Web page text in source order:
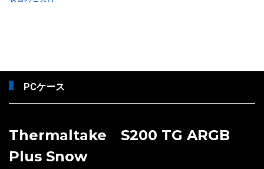
PCケース
Thermaltake S200 TG ARGB
Plus Snow